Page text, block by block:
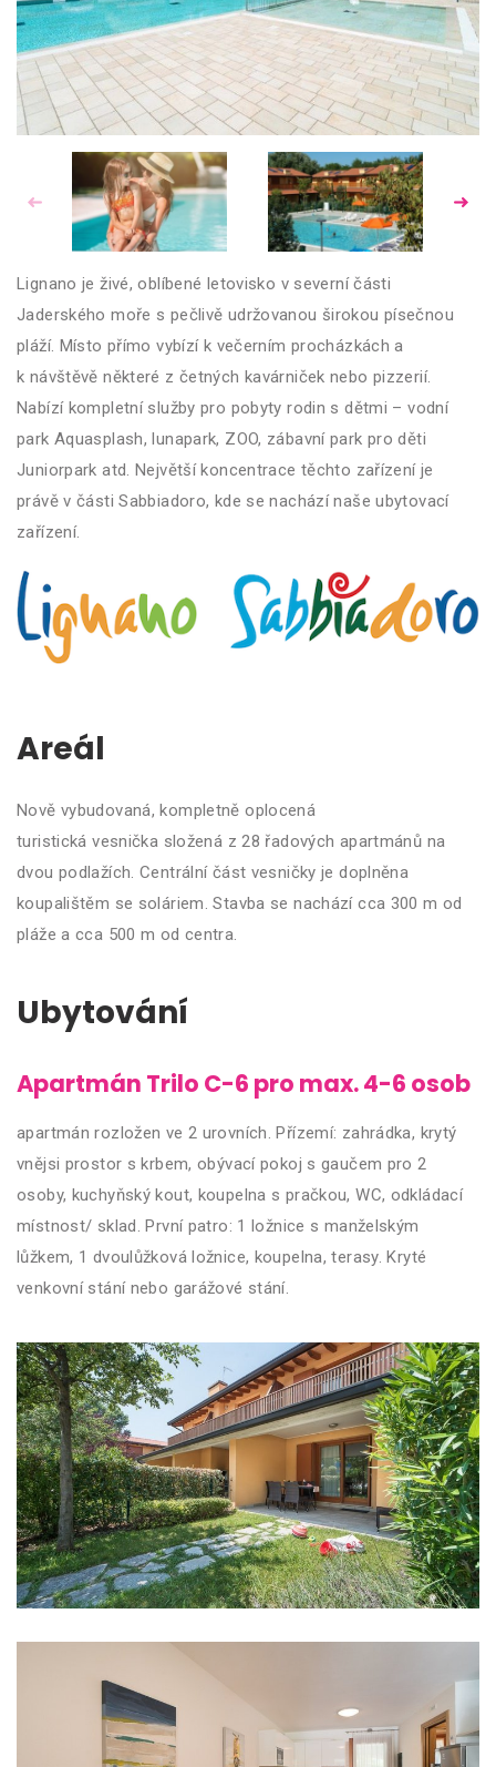
Lignano je živé, oblíbené letovisko v severní části
Jaderského moře s pečlivě udržovanou širokou písečnou
pláží. Místo přímo vybízí k večerním procházkách a
k návštěvě některé z četných kavárniček nebo pizzerií.
Nabízí kompletní služby pro pobyty rodin s dětmi – vodní
park Aquasplash, lunapark, ZOO, zábavní park pro děti
Juniorpark atd. Největší koncentrace těchto zařízení je
právě v části Sabbiadoro, kde se nachází naše ubytovací
zařízení.
Areál
Nově vybudovaná, kompletně oplocená
turistická vesnička složená z 28 řadových apartmánů na
dvou podlažích. Centrální část vesničky je doplněna
koupalištěm se soláriem. Stavba se nachází cca 300 m od
pláže a cca 500 m od centra.
Ubytování
Apartmán Trilo C-6 pro max. 4-6 osob
apartmán rozložen ve 2 urovních. Přízemí: zahrádka, krytý
vnějsi prostor s krbem, obývací pokoj s gaučem pro 2
osoby, kuchyňský kout, koupelna s pračkou, WC, odkládací
místnost/ sklad. První patro: 1 ložnice s manželským
lůžkem, 1 dvoulůžková ložnice, koupelna, terasy. Kryté
venkovní stání nebo garážové stání.